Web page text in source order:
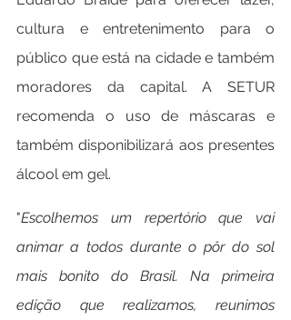
cultura e entretenimento para o
público que está na cidade e também
moradores da capital. A SETUR
recomenda o uso de máscaras e
também disponibilizará aos presentes
álcool em gel.
"Escolhemos um repertório que vai
animar a todos durante o pôr do sol
mais bonito do Brasil. Na primeira
edição que realizamos, reunimos